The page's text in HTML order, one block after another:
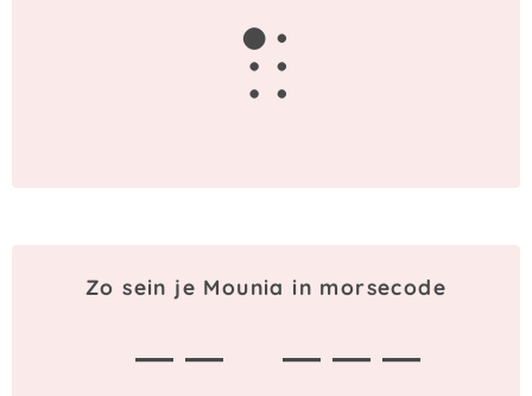
a
Zo sein je Mounia in morsecode
— —
— — —